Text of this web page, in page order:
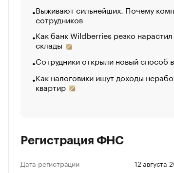
Выживают сильнейших. Почему
сотрудников
Как банк Wildberries резко
склады
Сотрудники открыли новый способ
Как налоговики ищут доходы
квартир
Регистрация ФНС
Дата регистрации
12 августа